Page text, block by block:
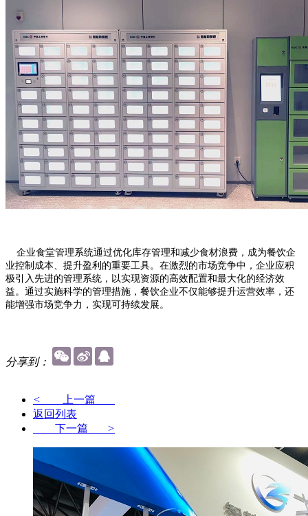
企业食堂管理系统通过优化库存管理和减少食材浪费，成为餐饮企
业控制成本、提升盈利的重要工具。在激烈的市场竞争中，企业应积
极引入先进的管理系统，以实现资源的高效配置和最大化的经济效
益。通过实施科学的管理措施，餐饮企业不仅能够提升运营效率，还
能增强市场竞争力，实现可持续发展。
分享到：
< 上一篇
返回列表
下一篇 >